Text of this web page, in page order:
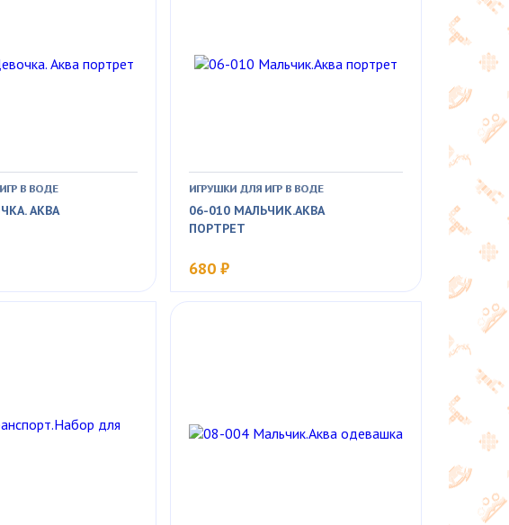
В ВОДЕ
АКВА
ИГРУШКИ ДЛЯ ИГР В ВОДЕ
06-010 МАЛЬЧИК.АКВА
ПОРТРЕТ
680 ₽